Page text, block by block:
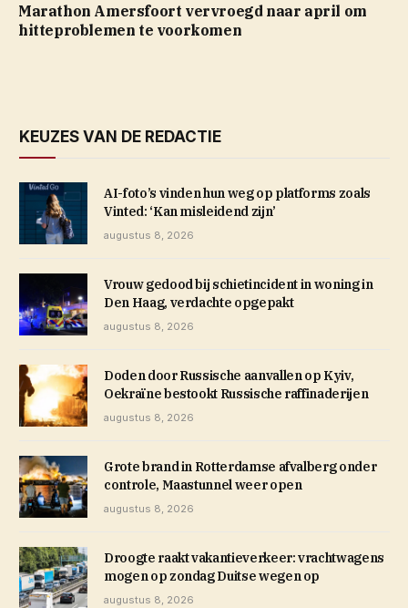
Marathon Amersfoort vervroegd naar april om
hitteproblemen te voorkomen
KEUZES VAN DE REDACTIE
AI-foto’s vinden hun weg op platforms zoals
Vinted: ‘Kan misleidend zijn’
augustus 8, 2026
Vrouw gedood bij schietincident in woning in
Den Haag, verdachte opgepakt
augustus 8, 2026
Doden door Russische aanvallen op Kyiv,
Oekraïne bestookt Russische raffinaderijen
augustus 8, 2026
Grote brand in Rotterdamse afvalberg onder
controle, Maastunnel weer open
augustus 8, 2026
Droogte raakt vakantieverkeer: vrachtwagens
mogen op zondag Duitse wegen op
augustus 8, 2026